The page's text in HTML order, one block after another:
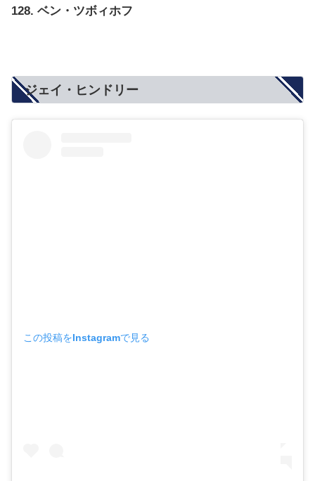
128. ベン・ツボィホフ
ジェイ・ヒンドリー
この投稿をInstagramで見る